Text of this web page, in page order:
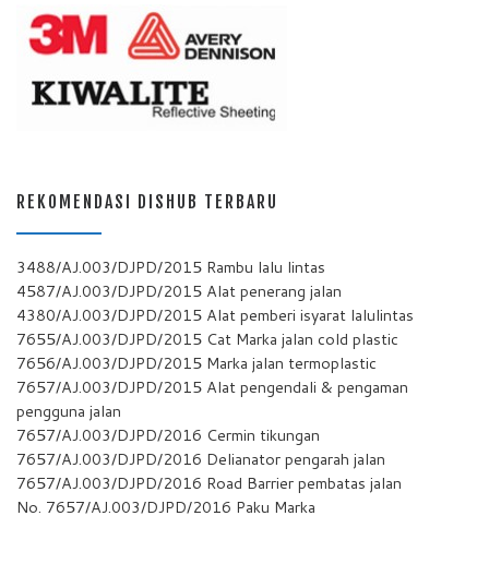
REKOMENDASI DISHUB TERBARU
3488/AJ.003/DJPD/2015 Rambu lalu lintas
4587/AJ.003/DJPD/2015 Alat penerang jalan
4380/AJ.003/DJPD/2015 Alat pemberi isyarat lalulintas
7655/AJ.003/DJPD/2015 Cat Marka jalan cold plastic
7656/AJ.003/DJPD/2015 Marka jalan termoplastic
7657/AJ.003/DJPD/2015 Alat pengendali & pengaman
pengguna jalan
7657/AJ.003/DJPD/2016 Cermin tikungan
7657/AJ.003/DJPD/2016 Delianator pengarah jalan
7657/AJ.003/DJPD/2016 Road Barrier pembatas jalan
No. 7657/AJ.003/DJPD/2016 Paku Marka